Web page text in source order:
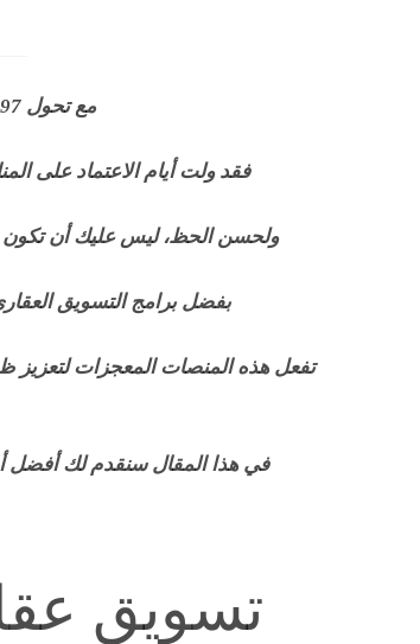
مع تحول 97% من المشترين إلى الإنترنت عند البحث عن منزل،
فقد ولت أيام الاعتماد على
ولحسن الحظ، ليس عليك أن تكون
بفضل برامج التسويق
تفعل هذه المنصات المعجزات لتعزيز
في هذا المقال سنقدم لك أفضل أدوات
تسويق